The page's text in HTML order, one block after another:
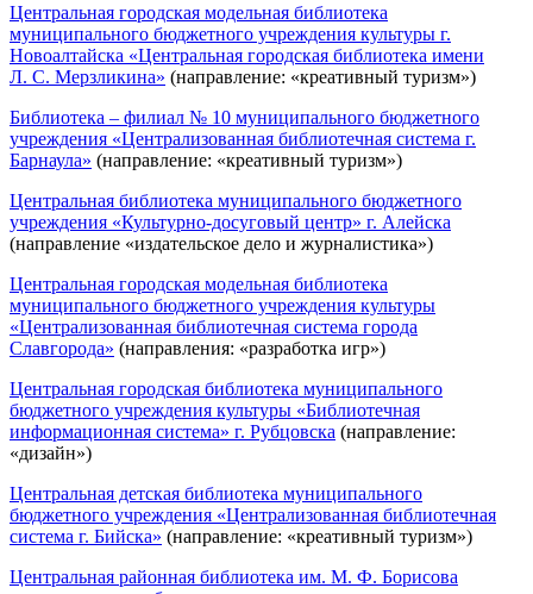
Центральная городская модельная библиотека
муниципального бюджетного учреждения культуры г.
Новоалтайска «Центральная городская библиотека имени
Л. С. Мерзликина» (направление: «креативный туризм»)
Библиотека – филиал № 10 муниципального бюджетного
учреждения «Централизованная библиотечная система г.
Барнаула» (направление: «креативный туризм»)
Центральная библиотека муниципального бюджетного
учреждения «Культурно-досуговый центр» г. Алейска
(направление «издательское дело и журналистика»)
Центральная городская модельная библиотека
муниципального бюджетного учреждения культуры
«Централизованная библиотечная система города
Славгорода» (направления: «разработка игр»)
Центральная городская библиотека муниципального
бюджетного учреждения культуры «Библиотечная
информационная система» г. Рубцовска (направление:
«дизайн»)
Центральная детская библиотека муниципального
бюджетного учреждения «Централизованная библиотечная
система г. Бийска» (направление: «креативный туризм»)
Центральная районная библиотека им. М. Ф. Борисова